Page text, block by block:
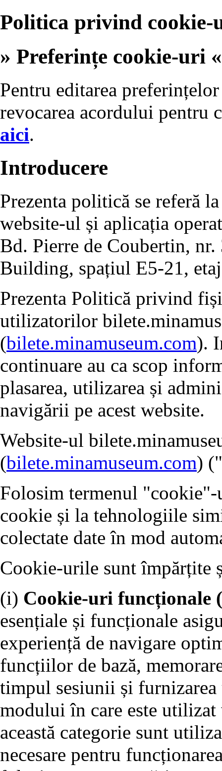
Politica privind cookie-
» Preferințe cookie-uri «
Pentru editarea
revocarea acordului pentru
aici.
Introducere
Prezenta politică se referă
website-ul și aplicația
Bd. Pierre de Coubertin,
Building, spațiul E5-21,
Prezenta Politică privind
utilizatorilor
(bilete.minamuseum.com).
continuare au ca scop
plasarea, utilizarea și
navigării pe acest website.
Website-ul
(bilete.minamuseum.com)
Folosim termenul
cookie și la tehnologiile
colectate date în mod
Cookie-urile sunt împărțite
(i) Cookie-uri funcționale
esențiale și funcționale
experiență de navigare
funcțiilor de bază,
timpul sesiunii și furnizarea
modului în care este
această categorie sunt
necesare pentru